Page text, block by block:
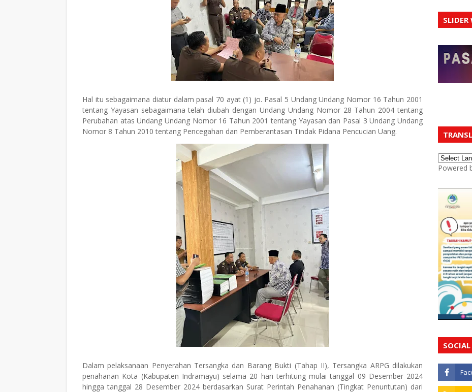
Hal itu sebagaimana diatur dalam pasal 70 ayat (1) jo. Pasal 5 Undang Undang Nomor 16 Tahun 2001
tentang Yayasan sebagaimana telah diubah dengan Undang Undang Nomor 28 Tahun 2004 tentang
Perubahan atas Undang Undang Nomor 16 Tahun 2001 tentang Yayasan dan Pasal 3 Undang Undang
Nomor 8 Tahun 2010 tentang Pencegahan dan Pemberantasan Tindak Pidana Pencucian Uang.
Dalam pelaksanaan Penyerahan Tersangka dan Barang Bukti (Tahap II), Tersangka ARPG dilakukan
penahanan Kota (Kabupaten Indramayu) selama 20 hari terhitung mulai tanggal 09 Desember 2024
hingga tanggal 28 Desember 2024 berdasarkan Surat Perintah Penahanan (Tingkat Penuntutan) dari
Powered